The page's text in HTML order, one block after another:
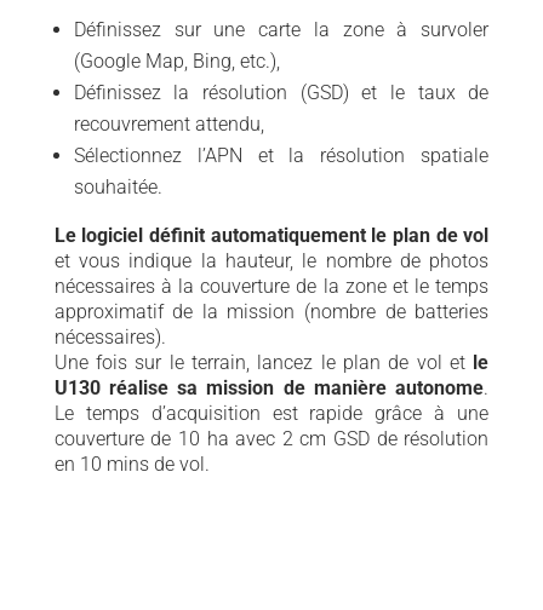
Définissez sur une carte la zone à survoler
(Google Map, Bing, etc.),
Définissez la résolution (GSD) et le taux de
recouvrement attendu,
Sélectionnez l’APN et la résolution spatiale
souhaitée.
Le logiciel définit automatiquement le plan de vol
et vous indique la hauteur, le nombre de photos
nécessaires à la couverture de la zone et le temps
approximatif de la mission (nombre de batteries
nécessaires).
Une fois sur le terrain, lancez le plan de vol etle
U130 réalise sa mission de manière autonome.
Le temps d’acquisition est rapide grâce à une
couverture de 10 ha avec 2 cm GSD de résolution
en 10 mins de vol.